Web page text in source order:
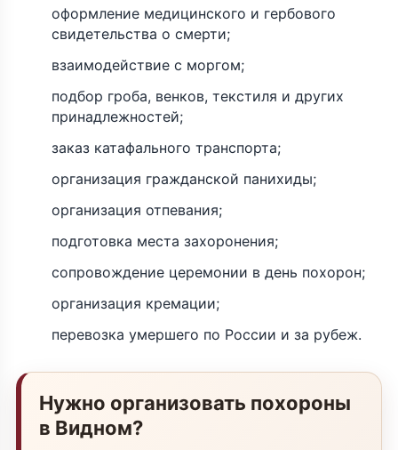
оформление медицинского и гербового
свидетельства о смерти;
взаимодействие с моргом;
подбор гроба, венков, текстиля и других
принадлежностей;
заказ катафального транспорта;
организация гражданской панихиды;
организация отпевания;
подготовка места захоронения;
сопровождение церемонии в день похорон;
организация кремации;
перевозка умершего по России и за рубеж.
Нужно организовать похороны
в Видном?